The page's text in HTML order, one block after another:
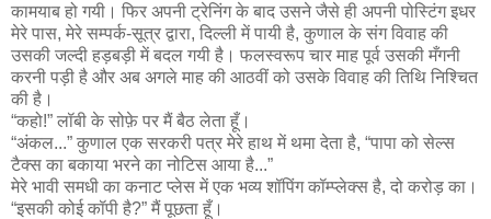
कामयाब हो गयी। फिर अपनी ट्रेनिंग के बाद उसने जैसे ही अपनी पोस्टिंग इधर
मेरे पास, मेरे सम्पर्क-सूत्र द्वारा, दिल्ली में पायी है, कुणाल के संग विवाह की
उसकी जल्दी हड़बड़ी में बदल गयी है। फलस्वरूप चार माह पूर्व उसकी मँगनी
करनी पड़ी है और अब अगले माह की आठवीं को उसके विवाह की तिथि निश्चित
की है।
“कहो!” लॉबी के सोफ़े पर मैं बैठ लेता हूँ।
“अंकल...” कुणाल एक सरकरी पत्र मेरे हाथ में थमा देता है, “पापा को सेल्स
टैक्स का बकाया भरने का नोटिस आया है...”
मेरे भावी समधी का कनाट प्लेस में एक भव्य शॉपिंग कॉम्प्लेक्स है, दो करोड़ का।
“इसकी कोई कॉपी है?” मैं पूछता हूँ।